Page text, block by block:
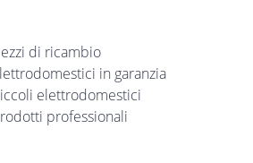
di ricambio
in garanzia
elettrodomestici
professionali